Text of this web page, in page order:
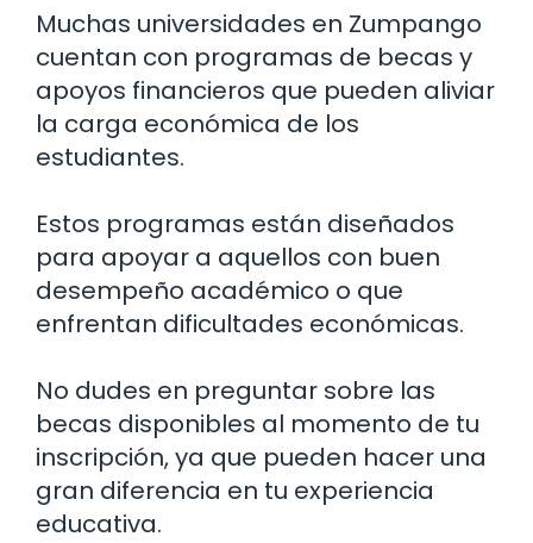
Muchas universidades en Zumpango
cuentan con programas de becas y
apoyos financieros que pueden aliviar
la carga económica de los
estudiantes.
Estos programas están diseñados
para apoyar a aquellos con buen
desempeño académico o que
enfrentan dificultades económicas.
No dudes en preguntar sobre las
becas disponibles al momento de tu
inscripción, ya que pueden hacer una
gran diferencia en tu experiencia
educativa.